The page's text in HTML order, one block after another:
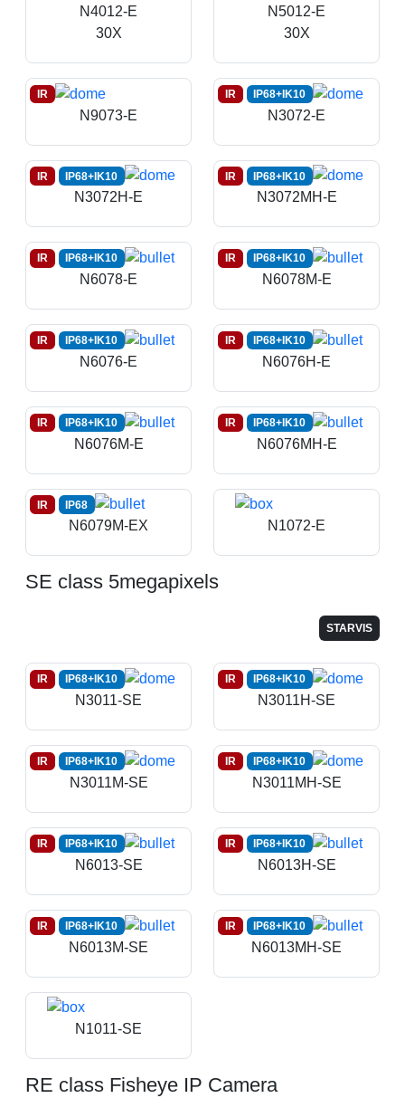
N4012-E
30X
N5012-E
30X
IR
N9073-E
IR IP68+IK10
N3072-E
IR IP68+IK10
N3072H-E
IR IP68+IK10
N3072MH-E
IR IP68+IK10
N6078-E
IR IP68+IK10
N6078M-E
IR IP68+IK10
N6076-E
IR IP68+IK10
N6076H-E
IR IP68+IK10
N6076M-E
IR IP68+IK10
N6076MH-E
IR IP68
N6079M-EX N1072-E
SE class 5megapixels
STARVIS
IR IP68+IK10
N3011-SE
IR IP68+IK10
N3011H-SE
IR IP68+IK10
N3011M-SE
IR IP68+IK10
N3011MH-SE
IR IP68+IK10
N6013-SE
IR IP68+IK10
N6013H-SE
IR IP68+IK10
N6013M-SE
IR IP68+IK10
N6013MH-SE
N1011-SE
RE class Fisheye IP Camera